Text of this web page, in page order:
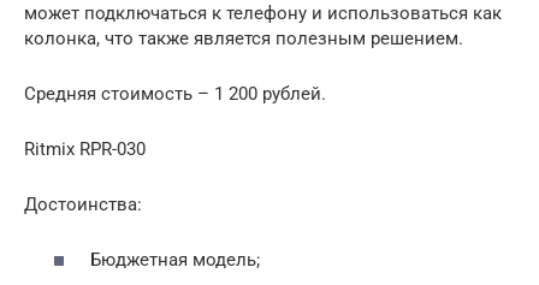
может подключаться к телефону и использоваться как
колонка, что также является полезным решением.
Средняя стоимость – 1 200 рублей.
Ritmix RPR-030
Достоинства:
Бюджетная модель;